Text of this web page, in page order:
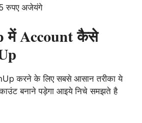
रुपए अजेयंगे
में Account कैसे
करने के लिए सबसे आसान तरीका ये
बनाने पड़ेगा आइये निचे समझते है